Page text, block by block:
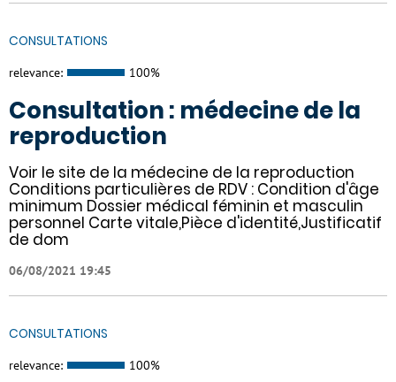
CONSULTATIONS
relevance: 100%
Consultation : médecine de la
reproduction
Voir le site de la médecine de la reproduction
Conditions particulières de RDV : Condition d'âge
minimum Dossier médical féminin et masculin
personnel Carte vitale,Pièce d'identité,Justificatif
de dom
06/08/2021 19:45
CONSULTATIONS
relevance: 100%